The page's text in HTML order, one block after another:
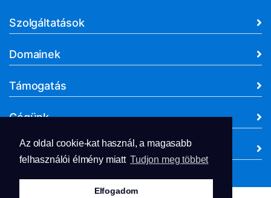
Az oldal cookie-kat használ, a magasabb
felhasználói élmény miatt Tudjon meg többet
Elfogadom
Szolgáltatások
Domainek
Támogatás
Cégünk
Dokumentumok